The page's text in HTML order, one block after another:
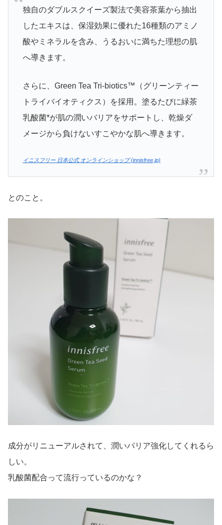
独自のダブルスクイーズ製法で美容茶葉から抽出
したエキスは、保湿効果に優れた16種類のアミノ
酸やミネラルを含み、うるおいに満ちた理想の肌
へ導きます。
さらに、Green Tea Tri-biotics™（グリーンティー
トライバイオティクス）を採用。塗るたびに緑茶
乳酸菌*が肌の潤いバリアをサポートし、乾燥ダ
メージから負けないすこやかな肌へ導きます。
イニスフリー 日本公式 オンラインショップ (innisfree.jp)
とのこと。
成分がリニューアルされて、潤いバリア強化してくれるら
しい。
乳酸菌配合って流行っているのかな？